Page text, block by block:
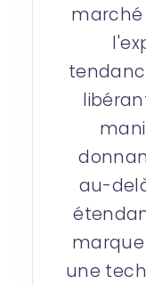
marché
au-
une